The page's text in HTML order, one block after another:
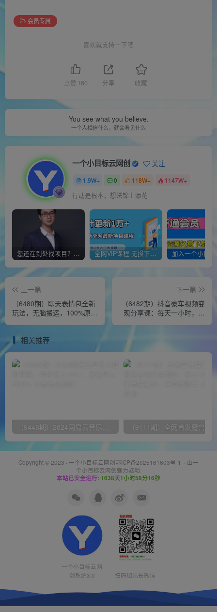
会员专属
喜欢就支持一下吧
点赞 160 分享 收藏
You see what you believe.
一个人相信什么，就会看见什么
一个小目标云网创 关注
1.9W+ 0 118W+ 1147W+
行动是根本，想法锦上添花
您还在到处找项目？还在当韭菜？我靠经营“一个小目标网创商城”年入百W+，曾经我也负债累累! 全网VIP课程 无损下载~
上一篇
（6480期）聊天表情包全新
玩法，无脑搬运，100%原
下一篇
（6482期）抖音豪车视频变
现分享课：每天一小时，月
相关推荐
Copyright © 2023 · 一个小目标云网创鄂ICP备2025161603号-1 · 由一
个小目标云网创强力驱动.
本站已安全运行: 1638天1小时58分17秒
一个小目标云网
创系统3.0
扫码加站长微信